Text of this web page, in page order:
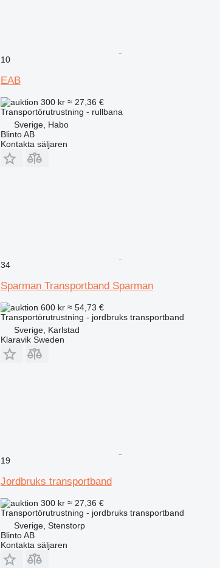
10
EAB
300 kr ≈ 27,36 €
Transportörutrustning - rullbana
Sverige, Habo
Blinto AB
Kontakta säljaren
34
Sparman Transportband Sparman
600 kr ≈ 54,73 €
Transportörutrustning - jordbruks transportband
Sverige, Karlstad
Klaravik Sweden
19
Jordbruks transportband
300 kr ≈ 27,36 €
Transportörutrustning - jordbruks transportband
Sverige, Stenstorp
Blinto AB
Kontakta säljaren